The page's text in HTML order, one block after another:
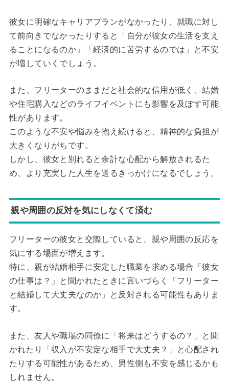
彼女に明確なキャリアプランがなかったり、就職に対し
て前向きでなかったりすると「自分が彼女の生活を支え
ることになるのか」「経済的に苦労するのでは」と不安
が増していくでしょう。
また、フリーターのままだと社会的な信用が低く、結婚
や住宅購入などのライフイベントにも影響を及ぼす可能
性があります。
このような不安や悩みを抱え続けると、精神的な負担が
大きくなりがちです。
しかし、彼女と別れると余計な心配から解放されるた
め、より充実した人生を送るきっかけになるでしょう。
親や周囲の反対を気にしなくて済む
フリーターの彼女と交際していると、親や周囲の反応を
気にする場面が増えます。
特に、親が結婚相手に安定した職業を求める場合「彼女
の仕事は？」と聞かれたときに言いづらく「フリーター
と結婚して大丈夫なのか」と反対される可能性もありま
す。
また、友人や職場の同僚に「将来はどうするの？」と聞
かれたり「収入が不安定な相手で大丈夫？」と心配され
たりする可能性があるため、男性側も不安を感じるかも
しれません。